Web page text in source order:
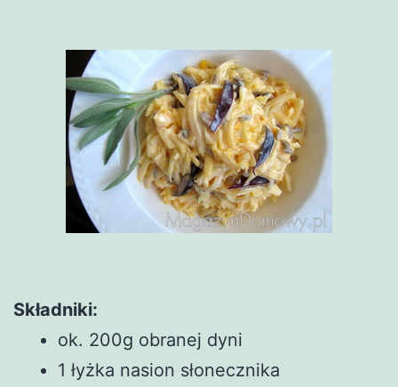
Składniki:
ok. 200g obranej dyni
1 łyżka nasion słonecznika